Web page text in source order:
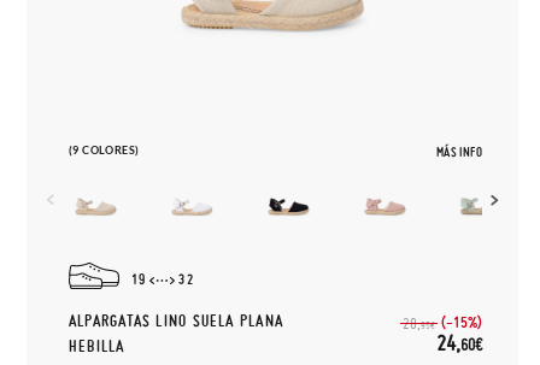
(9 COLORES) MÁS INFO
19 32
ALPARGATAS LINO SUELA PLANA
HEBILLA
28,95€ (-15%)
24,60€